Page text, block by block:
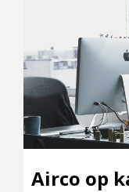
Airco op